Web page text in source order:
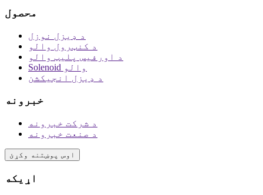
محصول
د ډیزل نوزل
د کنټرول والو
د اورفیس پلیټ والو
Solenoid والو
د ډیزل انجیکشن
خبرونه
د شرکت خبرونه
د صنعت خبرونه
اوس پوښتنه وکړئ
اړیکه